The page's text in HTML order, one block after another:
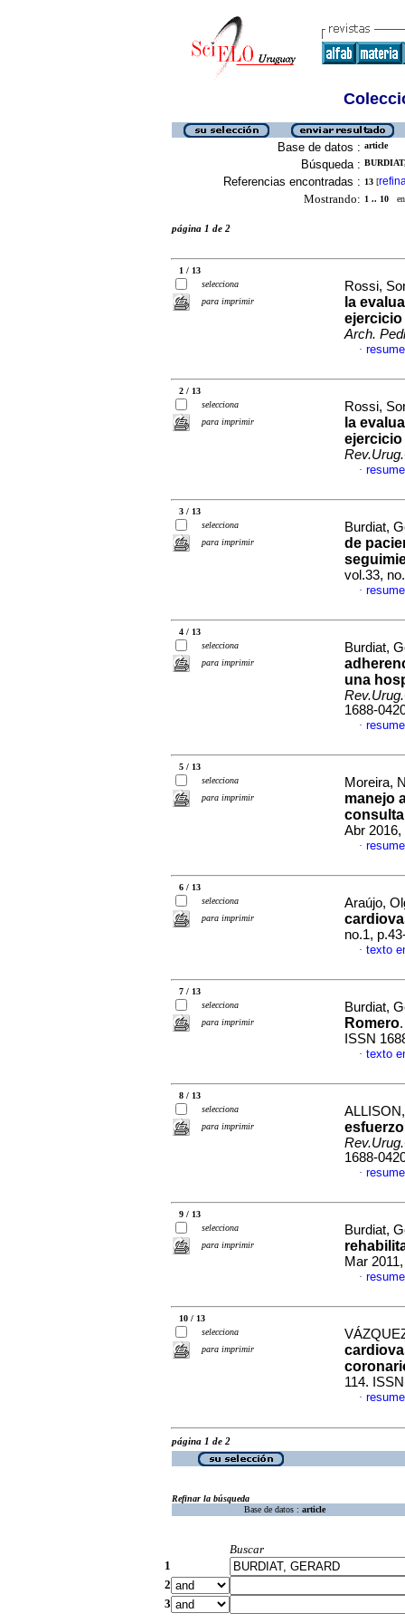
Base de datos : article
Búsqueda :
Referencias encontradas : 13 [
Mostrando: 1 .. 10 en
página 1 de 2
1 / 13
selecciona
para imprimir
Rossi,
la
ejercicio
Arch.
·
2 / 13
selecciona
para imprimir
Rossi,
la
ejercicio
·
3 / 13
selecciona
para imprimir
Burdiat,
de
vol.33,
·
4 / 13
selecciona
para imprimir
Burdiat,
una
1688-
·
5 / 13
selecciona
para imprimir
Moreira,
manejo
Abr 2016,
·
6 / 13
selecciona
para imprimir
Araújo,
no.1,
· texto
7 / 13
selecciona
para imprimir
Burdiat,
Romero
ISSN
· texto
8 / 13
selecciona
para imprimir
1688-
·
9 / 13
selecciona
para imprimir
Burdiat,
Mar
·
10 / 13
selecciona
para imprimir
114.
·
página 1 de 2
Refinar la búsqueda
Base de datos : article
Buscar
1
2
3